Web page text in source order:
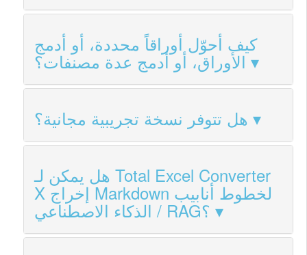
كيف أحوّل أوراقاً محددة، أو أدمج
الأوراق، أو أدمج عدة مصنفات؟
هل تتوفر نسخة تجريبية مجانية؟
هل يمكن لـ Total Excel Converter
X إخراج Markdown لخطوط أنابيب
الذكاء الاصطناعي / RAG؟